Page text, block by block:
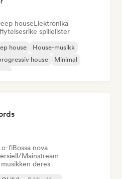
houseElektronika
spillelister
house
House-musikk
house
Minimal
fiBossa nova
Mainstream
deres